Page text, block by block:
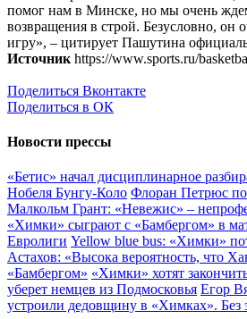
помог нам в Минске, но мы очень
возвращения в строй. Безусловно, он
игру», – цитирует Пашутина
Источник https://www.sports.ru/
Поделиться Вконтакте
Поделиться в ОК
Новости прессы
«Бетис» начал дисциплинарное
Нобеля Бунгу-Коло Флоран Петрюс
Малкольм Грант: «Невежис» –
«Химки» сыграют с «Бамбергом» в
Евролиги Yellow blue bus: «Химки»
Астахов: «Высока вероятность, что
«Бамбергом» «Химки» хотят
уберет немцев из Подмосковья Егор
устроили дедовщину в «Химках». Без